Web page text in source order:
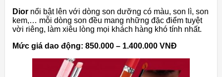
Dior nổi bật lên với dòng son dưỡng có màu, son lì, son
kem,… mỗi dòng son đều mang những đặc điểm tuyệt
vời riêng, làm xiêu lòng mọi khách hàng khó tính nhất.
Mức giá dao động: 850.000 – 1.400.000 VNĐ